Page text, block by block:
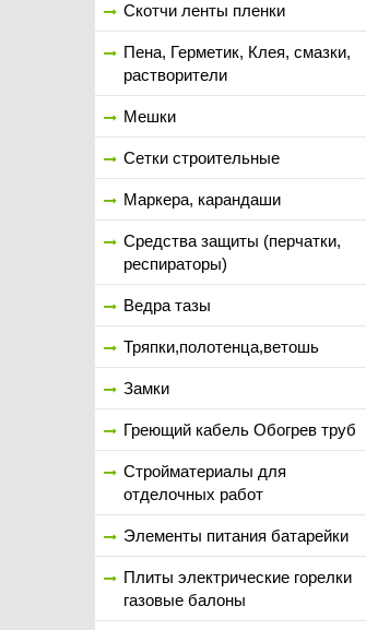
Скотчи ленты пленки
Пена, Герметик, Клея, смазки,
растворители
Мешки
Сетки строительные
Маркера, карандаши
Средства защиты (перчатки,
респираторы)
Ведра тазы
Тряпки,полотенца,ветошь
Замки
Греющий кабель Обогрев труб
Стройматериалы для
отделочных работ
Элементы питания батарейки
Плиты электрические горелки
газовые балоны